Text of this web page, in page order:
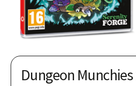
Dungeon Munchies
Nuestras redes: